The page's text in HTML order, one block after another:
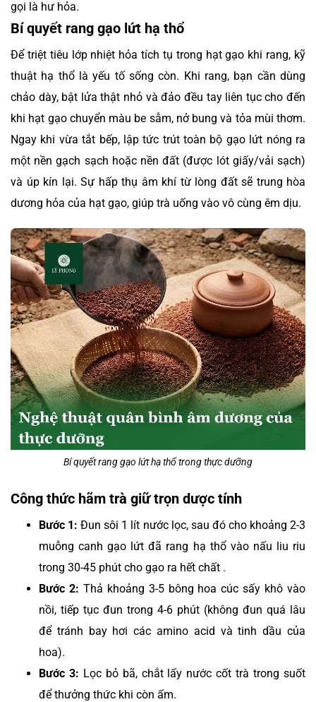
gọi là hư hỏa.
Bí quyết rang gạo lứt hạ thổ
Để triệt tiêu lớp nhiệt hỏa tích tụ trong hạt gạo khi rang, kỹ
thuật hạ thổ là yếu tố sống còn. Khi rang, bạn cần dùng
chảo dày, bật lửa thật nhỏ và đảo đều tay liên tục cho đến
khi hạt gạo chuyển màu be sẫm, nở bung và tỏa mùi thơm.
Ngay khi vừa tắt bếp, lập tức trút toàn bộ gạo lứt nóng ra
một nền gạch sạch hoặc nền đất (được lót giấy/vải sạch)
và úp kín lại. Sự hấp thụ âm khí từ lòng đất sẽ trung hòa
dương hỏa của hạt gạo, giúp trà uống vào vô cùng êm dịu.
Bí quyết rang gạo lứt hạ thổ trong thực dưỡng
Công thức hãm trà giữ trọn dược tính
Bước 1: Đun sôi 1 lít nước lọc, sau đó cho khoảng 2-3
muỗng canh gạo lứt đã rang hạ thổ vào nấu liu riu
trong 30-45 phút cho gạo ra hết chất .
Bước 2: Thả khoảng 3-5 bông hoa cúc sấy khô vào
nồi, tiếp tục đun trong 4-6 phút (không đun quá lâu
để tránh bay hơi các amino acid và tinh dầu của
hoa).
Bước 3: Lọc bỏ bã, chắt lấy nước cốt trà trong suốt
để thưởng thức khi còn ấm.